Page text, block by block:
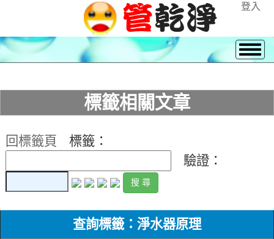
登入
標籤相關文章
回標籤頁
標籤：
驗證：
查詢標籤：淨水器原理